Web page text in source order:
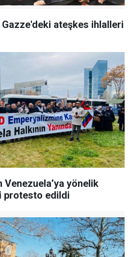
ateşkes ihlalleri
Venezuela’ya yönelik
protesto edildi